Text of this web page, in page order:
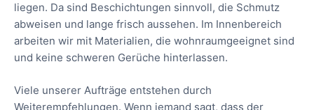
liegen. Da sind Beschichtungen sinnvoll, die Schmutz
abweisen und lange frisch aussehen. Im Innenbereich
arbeiten wir mit Materialien, die wohnraumgeeignet sind
und keine schweren Gerüche hinterlassen.
Viele unserer Aufträge entstehen durch
Weiterempfehlungen. Wenn jemand sagt, dass der